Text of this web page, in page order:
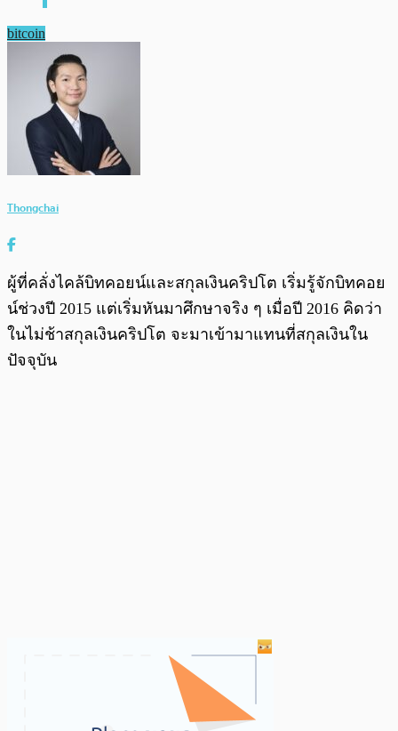
bitcoin
Thongchai
ผู้ที่คลั่งไคล้บิทคอยน์และสกุลเงินคริปโต เริ่มรู้จักบิทคอย
น์ช่วงปี 2015 แต่เริ่มหันมาศึกษาจริง ๆ เมื่อปี 2016 คิดว่า
ในไม่ช้าสกุลเงินคริปโต จะมาเข้ามาแทนที่สกุลเงินใน
ปัจจุบัน